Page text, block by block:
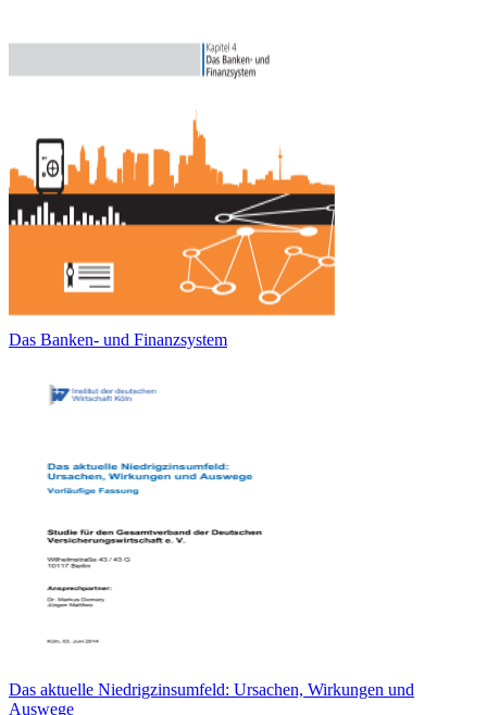
Das Banken- und Finanzsystem
Das aktuelle Niedrigzinsumfeld: Ursachen, Wirkungen und
Auswege